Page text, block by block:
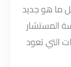
ما هو جديد
المستشار
التي تعود